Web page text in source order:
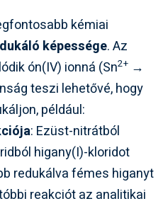
kémiai
képessége. Az
ón(IV) ionná (Sn2+ →
teszi lehetővé, hogy
például:
: Ezüst-nitrátból
higany(I)-kloridot
redukálva fémes higanyt
reakciót az analitikai